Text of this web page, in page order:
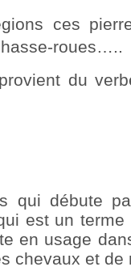
ces
roues…..
du
qui débute
est un
en usage
chevaux et de